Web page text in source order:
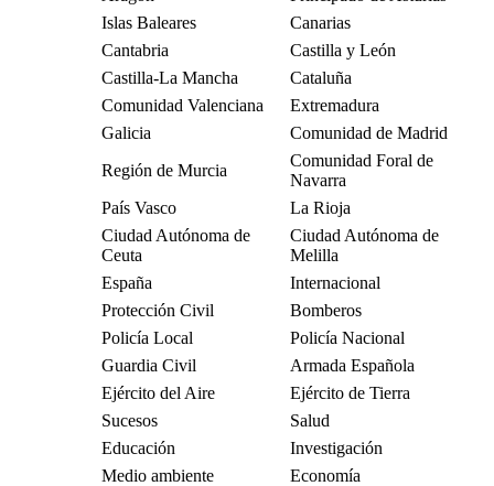
Islas Baleares
Canarias
Cantabria
Castilla y León
Castilla-La Mancha
Cataluña
Comunidad Valenciana
Extremadura
Galicia
Comunidad de Madrid
Región de Murcia
Comunidad Foral de
Navarra
País Vasco
La Rioja
Ciudad Autónoma de
Ceuta
Ciudad Autónoma de
Melilla
España
Internacional
Protección Civil
Bomberos
Policía Local
Policía Nacional
Guardia Civil
Armada Española
Ejército del Aire
Ejército de Tierra
Sucesos
Salud
Educación
Investigación
Medio ambiente
Economía